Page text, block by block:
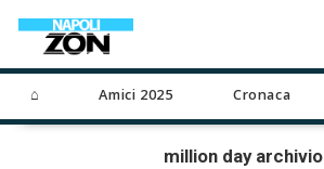
⌂ Amici 2025 Cronaca
million day archivio